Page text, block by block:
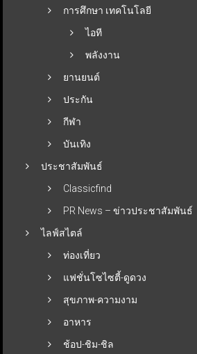
การศึกษา เทคโนโลยี
ไอที
พลังงาน
ยานยนต์
ประกัน
กีฬา
บันเทิง
ประชาสัมพันธ์
Classicfind
PR News – ข่าวประชาสัมพันธ์
ไลฟ์สไตล์
ท่องเที่ยว
แฟชั่นโซไซตี้-ดูดวง
สุขภาพ-ความงาม
อาหาร
ช้อป-ชิม-ชิล